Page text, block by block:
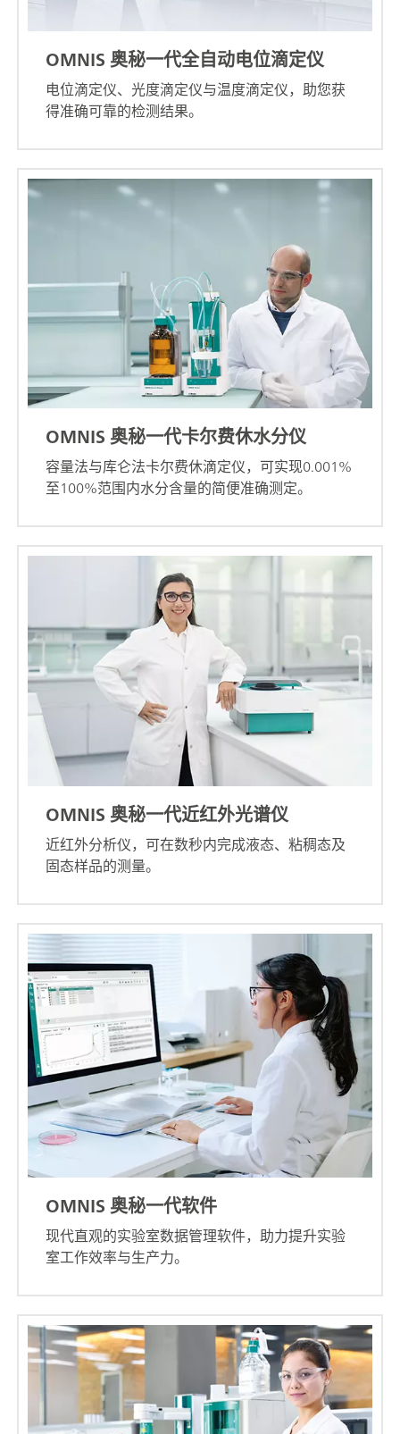
OMNIS 奥秘一代全自动电位滴定仪
电位滴定仪、光度滴定仪与温度滴定仪，助您获
得准确可靠的检测结果。
OMNIS 奥秘一代卡尔费休水分仪
容量法与库仑法卡尔费休滴定仪，可实现0.001%
至100%范围内水分含量的简便准确测定。
OMNIS 奥秘一代近红外光谱仪
近红外分析仪，可在数秒内完成液态、粘稠态及
固态样品的测量。
OMNIS 奥秘一代软件
现代直观的实验室数据管理软件，助力提升实验
室工作效率与生产力。